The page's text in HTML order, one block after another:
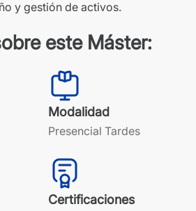
y gestión de activos.
este Máster:
Modalidad
Presencial Tardes
Certificaciones